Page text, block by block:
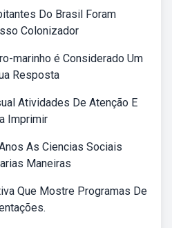
Do Brasil Foram
Colonizador
marinho é Considerado Um
Resposta
Atividades De Atenção E
Imprimir
As Ciencias Sociais
Maneiras
Que Mostre Programas De